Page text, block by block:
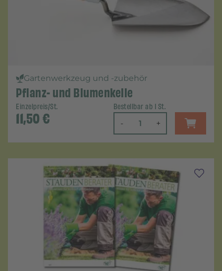
Gartenwerkzeug und -zubehör
Pflanz- und Blumenkelle
Einzelpreis/St.
11,50€
Bestellbar ab 1 St.
- +